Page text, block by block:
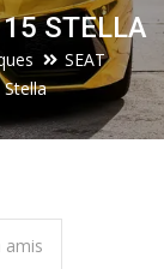
STELLA
SEAT
amis